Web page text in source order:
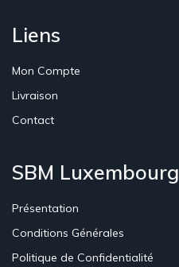
Liens
Mon Compte
Livraison
Contact
SBM Luxembourg
Présentation
Conditions Générales
Politique de Confidentialité